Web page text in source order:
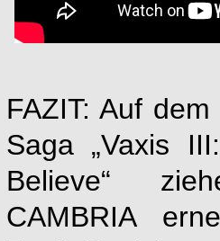
FAZIT: Auf
Saga „Vaxis
Believe“
CAMBRIA